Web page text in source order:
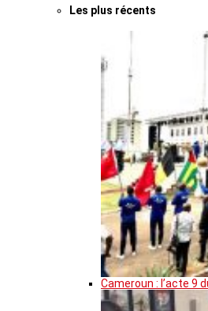
Les plus récents
Cameroun : l’acte 9